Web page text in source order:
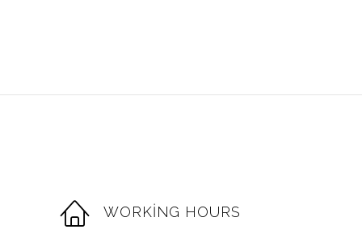
WORKING HOURS